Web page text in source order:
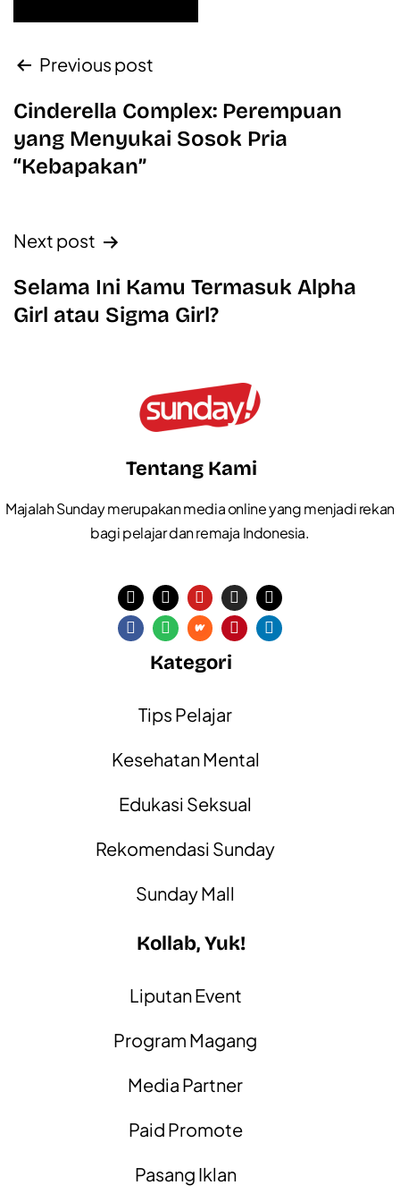
Previous post
Cinderella Complex: Perempuan
yang Menyukai Sosok Pria
“Kebapakan”
Next post
Selama Ini Kamu Termasuk Alpha
Girl atau Sigma Girl?
Tentang Kami
Majalah Sunday merupakan media online yang menjadi rekan
bagi pelajar dan remaja Indonesia.
Kategori
Tips Pelajar
Kesehatan Mental
Edukasi Seksual
Rekomendasi Sunday
Sunday Mall
Kollab, Yuk!
Liputan Event
Program Magang
Media Partner
Paid Promote
Pasang Iklan